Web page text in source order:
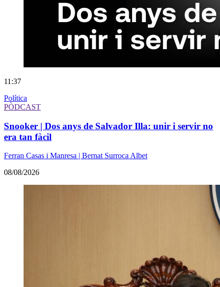
11:37
Política
PÒDCAST
Snooker | Dos anys de Salvador Illa: unir i servir no
era tan fàcil
Ferran Casas i Manresa | Bernat Surroca Albet
08/08/2026